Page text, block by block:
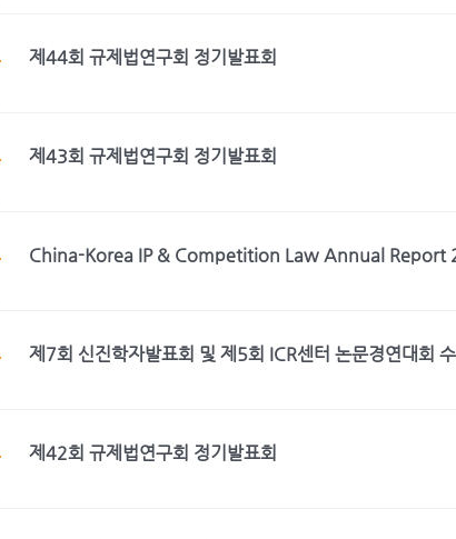
제44회 규제법연구회 정기발표회
제43회 규제법연구회 정기발표회
China-Korea IP & Competition Law Annual Report
제7회 신진학자발표회 및 제5회 ICR센터 논문경연대회
제42회 규제법연구회 정기발표회